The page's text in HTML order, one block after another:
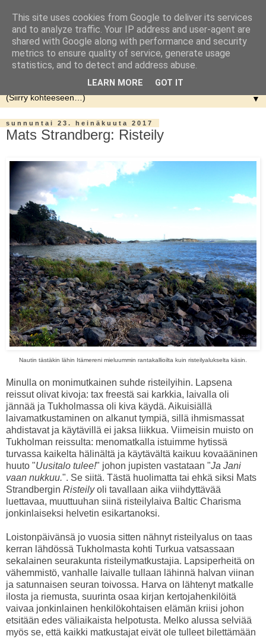
▼
sunnuntai 23. heinäkuuta 2017
Mats Strandberg: Risteily
Nautin tästäkin lähin Itämereni mieluummin rantakallioilta kuin risteilyalukselta käsin.
Minulla on monimutkainen suhde risteilyihin. Lapsena
reissut olivat kivoja: tax freestä sai karkkia, laivalla oli
jännää ja Tukholmassa oli kiva käydä. Aikuisiällä
laivamatkustaminen on alkanut tympiä, sillä ihmismassat
ahdistavat ja käytävillä ei jaksa liikkua. Viimeisin muisto on
Tukholman reissulta: menomatkalla istuimme hytissä
turvassa kaikelta hälinältä ja käytävältä kaikuu kovaääninen
huuto "Uusitalo tulee!" johon jupisten vastataan "Ja Jani
vaan nukkuu.". Se siitä. Tästä huolimatta tai ehkä siksi Mats
Strandbergin Risteilyoli tavallaan aika viihdyttävää
luettavaa, muuttuuhan siinä risteilylaiva Baltic Charisma
jonkinlaiseksi helvetin esikartanoksi.
Loistonpäivänsä jo vuosia sitten nähnyt risteilyalus on taas
kerran lähdössä Tukholmasta kohti Turkua vatsassaan
sekalainen seurakunta risteilymatkustajia. Lapsiperheitä on
vähemmistö, vanhalle laivalle tullaan lähinnä halvan viinan
ja satunnaisen seuran toivossa. Harva on lähtenyt matkalle
ilosta ja riemusta, suurinta osaa kirjan kertojahenkilöitä
vaivaa jonkinlainen henkilökohtaisen elämän kriisi johon
etsitään edes väliaikaista helpotusta. Melko alussa selviää
myös se, että kaikki matkustajat eivät ole tulleet bilettämään
This site uses cookies from Google to deliver its services
and to analyze traffic. Your IP address and user-agent are
shared with Google along with performance and security
metrics to ensure quality of service, generate usage
statistics, and to detect and address abuse.
LEARN MORE GOT IT